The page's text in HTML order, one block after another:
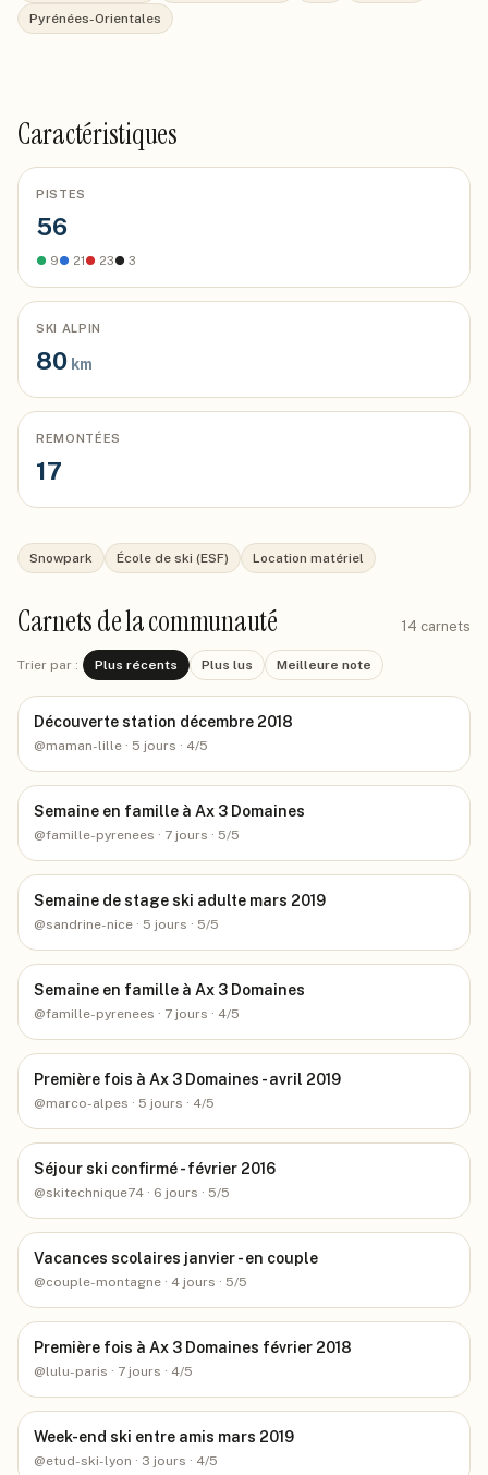
Pyrénées-Orientales
Caractéristiques
PISTES
56
● 9● 21● 23● 3
SKI ALPIN
80 km
REMONTÉES
17
Snowpark École de ski (ESF) Location matériel
Carnets de la communauté 14 carnets
Trier par : Plus récents Plus lus Meilleure note
Découverte station décembre 2018
@maman-lille · 5 jours · 4/5
Semaine en famille à Ax 3 Domaines
@famille-pyrenees · 7 jours · 5/5
Semaine de stage ski adulte mars 2019
@sandrine-nice · 5 jours · 5/5
Semaine en famille à Ax 3 Domaines
@famille-pyrenees · 7 jours · 4/5
Première fois à Ax 3 Domaines - avril 2019
@marco-alpes · 5 jours · 4/5
Séjour ski confirmé - février 2016
@skitechnique74 · 6 jours · 5/5
Vacances scolaires janvier - en couple
@couple-montagne · 4 jours · 5/5
Première fois à Ax 3 Domaines février 2018
@lulu-paris · 7 jours · 4/5
Week-end ski entre amis mars 2019
@etud-ski-lyon · 3 jours · 4/5